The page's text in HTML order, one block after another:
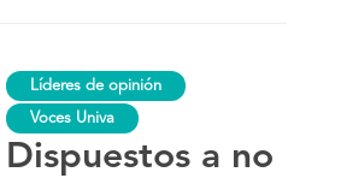
trabajar
Líderes de opinión
Voces Univa
Dispuestos a no